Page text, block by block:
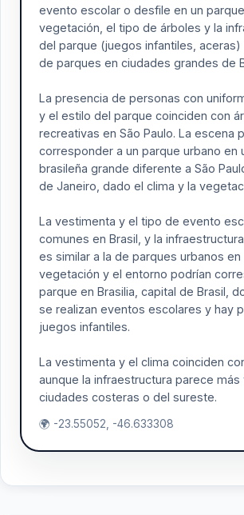
evento escolar o desfile en un
vegetación, el tipo de árboles y la
del parque (juegos infantiles,
de parques en ciudades grandes de
La presencia de personas con
y el estilo del parque coinciden con
recreativas en São Paulo. La escena
corresponder a un parque urbano en
brasileña grande diferente a São
de Janeiro, dado el clima y la
La vestimenta y el tipo de evento
comunes en Brasil, y la
es similar a la de parques urbanos en
vegetación y el entorno podrían
parque en Brasilia, capital de Brasil,
se realizan eventos escolares y hay
juegos infantiles.
La vestimenta y el clima coinciden
aunque la infraestructura parece más
ciudades costeras o del sureste.
🌍 -23.55052, -46.633308